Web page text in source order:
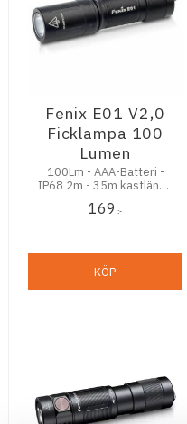
Fenix E01 V2,0
Ficklampa 100
Lumen
100Lm - AAA-Batteri -
IP68 2m - 35m kastlängd
- Passande i nyckelring
169 :-
KÖP